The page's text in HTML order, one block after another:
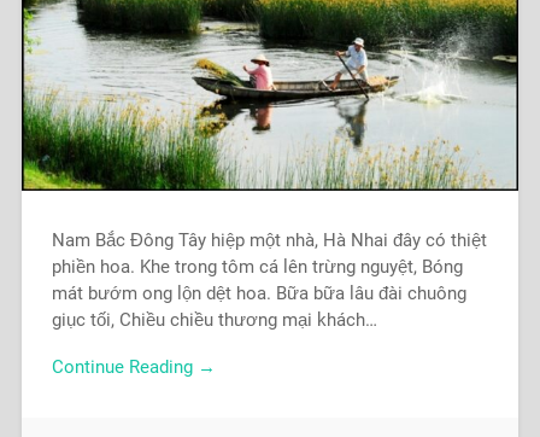
Nam Bắc Đông Tây hiệp một nhà, Hà Nhai đây có thiệt
phiền hoa. Khe trong tôm cá lên trừng nguyệt, Bóng
mát bướm ong lộn dệt hoa. Bữa bữa lâu đài chuông
giục tối, Chiều chiều thương mại khách…
Continue Reading →